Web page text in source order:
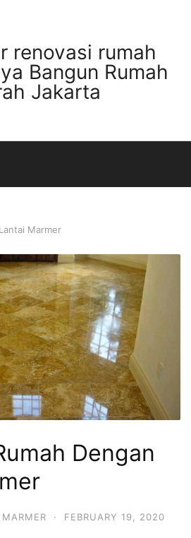
renovasi rumah
Bangun Rumah
Jakarta
Marmer
Dengan
· FEBRUARY 19, 2020